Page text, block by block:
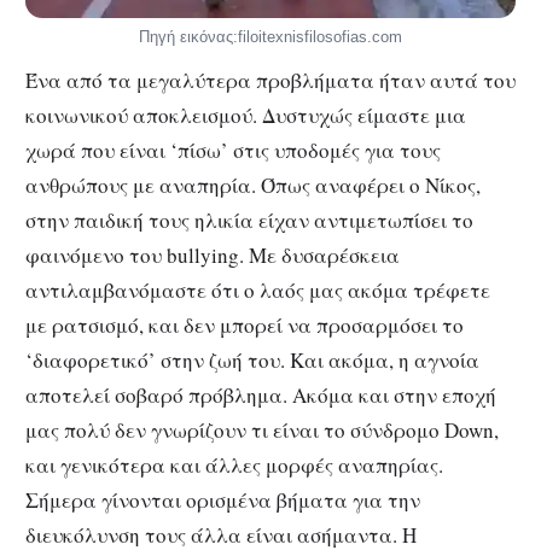
Πηγή εικόνας:filoitexnisfilosofias.com
Ένα από τα μεγαλύτερα προβλήματα ήταν αυτά του
κοινωνικού αποκλεισμού. Δυστυχώς είμαστε μια
χωρά που είναι ‘πίσω’ στις υποδομές για τους
ανθρώπους με αναπηρία. Όπως αναφέρει ο Νίκος,
στην παιδική τους ηλικία είχαν αντιμετωπίσει το
φαινόμενο του bullying. Με δυσαρέσκεια
αντιλαμβανόμαστε ότι ο λαός μας ακόμα τρέφετε
με ρατσισμό, και δεν μπορεί να προσαρμόσει το
‘διαφορετικό’ στην ζωή του. Και ακόμα, η αγνοία
αποτελεί σοβαρό πρόβλημα. Ακόμα και στην εποχή
μας πολύ δεν γνωρίζουν τι είναι το σύνδρομο Down,
και γενικότερα και άλλες μορφές αναπηρίας.
Σήμερα γίνονται ορισμένα βήματα για την
διευκόλυνση τους άλλα είναι ασήμαντα. Η